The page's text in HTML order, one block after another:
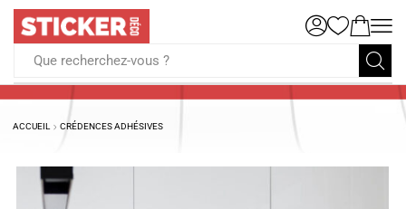
Que recherchez-vous ?
ACCUEIL CRÉDENCES ADHÉSIVES